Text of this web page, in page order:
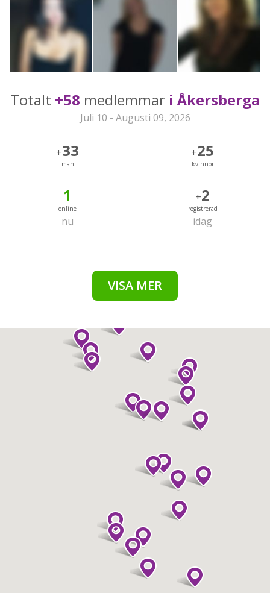
Totalt +58 medlemmar i Åkersberga
Juli 10 - Augusti 09, 2026
+33
män
+25
kvinnor
1
online
nu
+2
registrerad
idag
VISA MER